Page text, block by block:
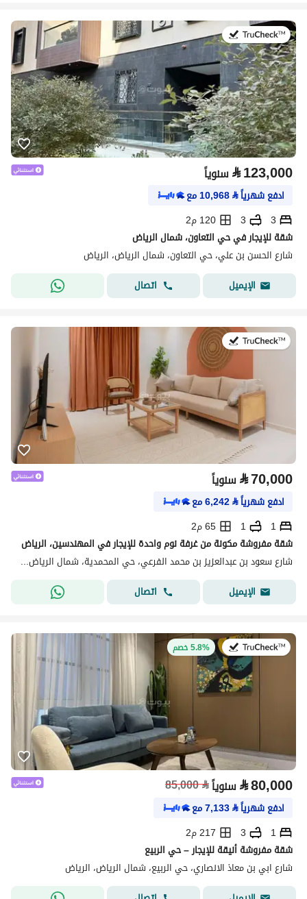
في:20 يوليو 2026
⃁123,000 سنوياً
ادفع شهرياً⃁
10,968مع
3
3
120 م2
شقة للإيجار في حي التعاون، شمال الرياض
شارع الحسن بن علي، حي التعاون، شمال الرياض، الرياض
الإيميل
اتصال
في:20 يوليو 2026
⃁70,000 سنوياً
ادفع شهرياً⃁
6,242مع
1
1
65 م2
شقة مفروشة مكونة من غرفة نوم واحدة للإيجار في المهندسين، الرياض
شارع سعود بن عبدالعزيز بن محمد الفرعي، حي المحمدية، شمال الرياض، الرياض
الإيميل
اتصال
في:27 يوليو 20265.8% خصم
⃁80,000 سنوياً⃁
85,000
ادفع شهرياً⃁
7,133مع
1
3
217 م2
شقة مفروشة أنيقة للإيجار – حي الربيع
شارع ابي بن معاذ الانصاري، حي الربيع، شمال الرياض، الرياض